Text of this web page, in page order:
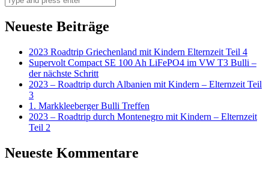
Neueste Beiträge
2023 Roadtrip Griechenland mit Kindern Elternzeit Teil 4
Supervolt Compact SE 100 Ah LiFePO4 im VW T3 Bulli –
der nächste Schritt
2023 – Roadtrip durch Albanien mit Kindern – Elternzeit Teil
3
1. Markkleeberger Bulli Treffen
2023 – Roadtrip durch Montenegro mit Kindern – Elternzeit
Teil 2
Neueste Kommentare